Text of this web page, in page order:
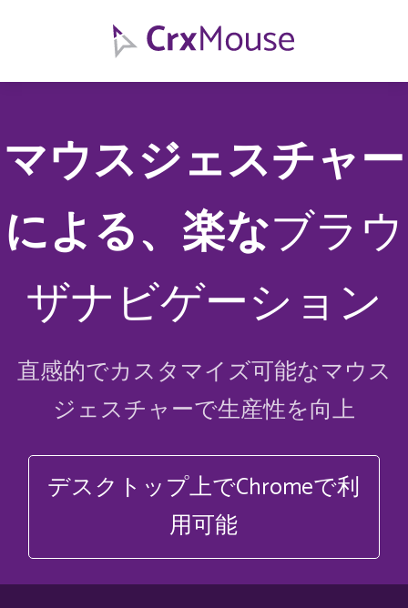
マウスジェスチャー
による、楽なブラウ
ザナビゲーション
直感的でカスタマイズ可能なマウス
ジェスチャーで生産性を向上
デスクトップ上でChromeで利
用可能